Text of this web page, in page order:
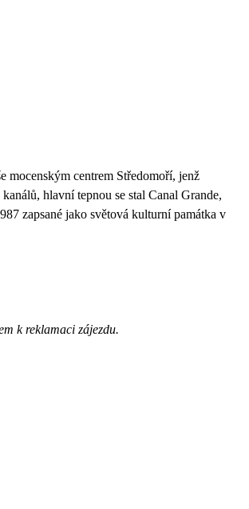
mocenským centrem Středomoří, jenž
hlavní tepnou se stal Canal Grande,
zapsané jako světová kulturní památka v
k reklamaci zájezdu.